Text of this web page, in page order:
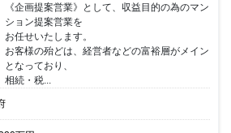
《企画提案営業》として、収益目的の為のマン
ション提案営業を
お任せいたします。
お客様の殆どは、経営者などの富裕層がメイン
となっており、
相続・税...